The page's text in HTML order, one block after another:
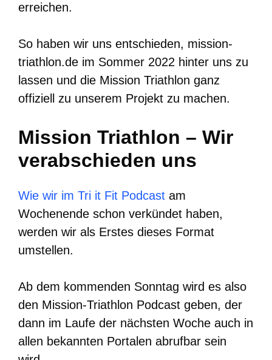
erreichen.
So haben wir uns entschieden, mission-
triathlon.de im Sommer 2022 hinter uns zu
lassen und die Mission Triathlon ganz
offiziell zu unserem Projekt zu machen.
Mission Triathlon – Wir
verabschieden uns
Wie wir im Tri it Fit Podcast am
Wochenende schon verkündet haben,
werden wir als Erstes dieses Format
umstellen.
Ab dem kommenden Sonntag wird es also
den Mission-Triathlon Podcast geben, der
dann im Laufe der nächsten Woche auch in
allen bekannten Portalen abrufbar sein